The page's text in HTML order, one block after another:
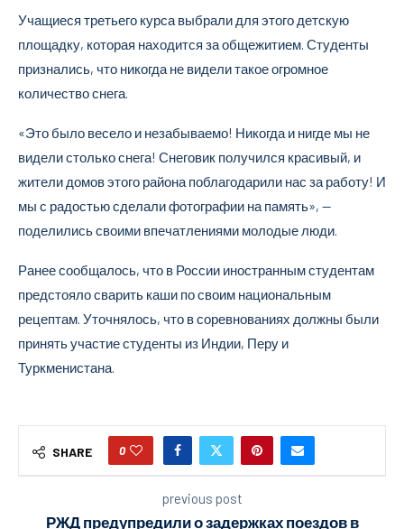
Учащиеся третьего курса выбрали для этого детскую
площадку, которая находится за общежитием. Студенты
признались, что никогда не видели такое огромное
количество снега.
«Это было весело и незабываемо! Никогда и нигде мы не
видели столько снега! Снеговик получился красивый, и
жители домов этого района поблагодарили нас за работу! И
мы с радостью сделали фотографии на память», —
поделились своими впечатлениями молодые люди.
Ранее сообщалось, что в России иностранным студентам
предстояло сварить каши по своим национальным
рецептам. Уточнялось, что в соревнованиях должны были
принять участие студенты из Индии, Перу и
Туркменистана.
SHARE 0
previous post
РЖД предупредили о задержках поездов в